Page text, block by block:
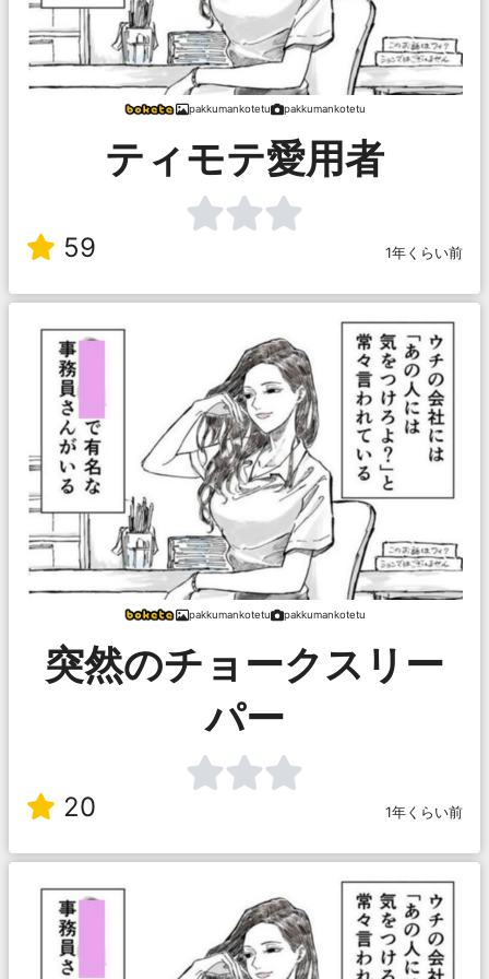
pakkumankotetu pakkumankotetu
ティモテ愛用者
59 1年くらい前
pakkumankotetu pakkumankotetu
突然のチョークスリー
パー
20 1年くらい前